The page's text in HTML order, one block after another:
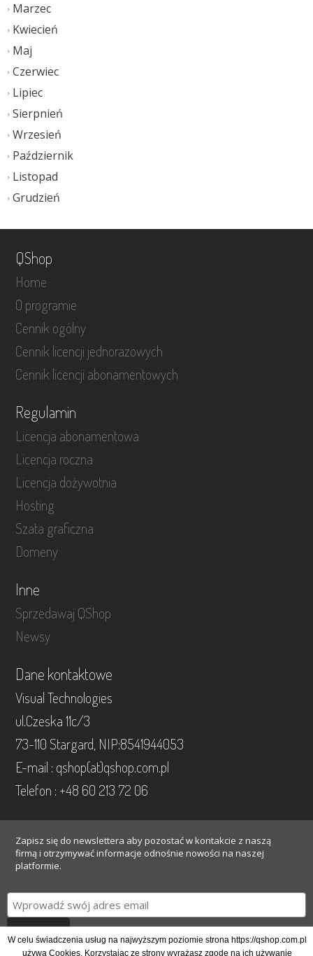
W celu świadczenia usług na najwyższym poziomie strona https://qshop.com.pl
używa Cookies. Korzystając ze strony wyrażasz zgodę na ich używanie
Marzec
Kwiecień
Maj
Czerwiec
Lipiec
Sierpnień
Wrzesień
Październik
Listopad
Grudzień
QShop
Home
O programie
Cennik ogólny
Cennik licencji jednorazowych
Cennik licencji abonamentowych
Regulamin
Licencja abonamentowa
Licencja roczna
Licencja dożywotnia
Hosting
Szata graficzna
Domeny
Inne
Sprzedawaj QShop
Newsy
Dane kontaktowe
Visual Technologies
ul.Czeska 11c/3
73-110 Stargard, NIP:8541944053
E-mail : qshop(at)qshop.com.pl
Telefon : +48 60 213 72 06
Zapisz się do newslettera aby pozostać w kontakcie z naszą
firmą i otrzymywać informacje odnośnie nowości na naszej
platformie.
Gotowe